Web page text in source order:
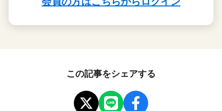
この記事をシェアする